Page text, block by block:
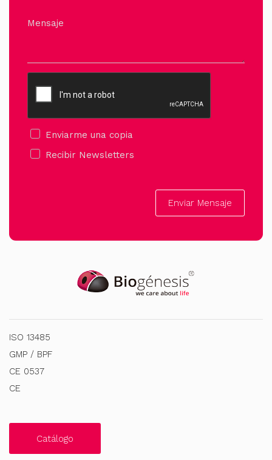
Mensaje
Enviarme una copia
Recibir Newsletters
Enviar Mensaje
ISO 13485
GMP / BPF
CE 0537
CE
Catálogo